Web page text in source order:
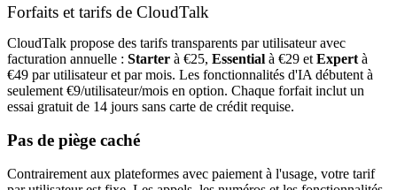
Forfaits et tarifs de CloudTalk
CloudTalk propose des tarifs transparents par utilisateur avec
facturation annuelle : Starter à €25, Essential à €29 et Expert à
€49 par utilisateur et par mois. Les fonctionnalités d'IA débutent à
seulement €9/utilisateur/mois en option. Chaque forfait inclut un
essai gratuit de 14 jours sans carte de crédit requise.
Pas de piège caché
Contrairement aux plateformes avec paiement à l'usage, votre tarif